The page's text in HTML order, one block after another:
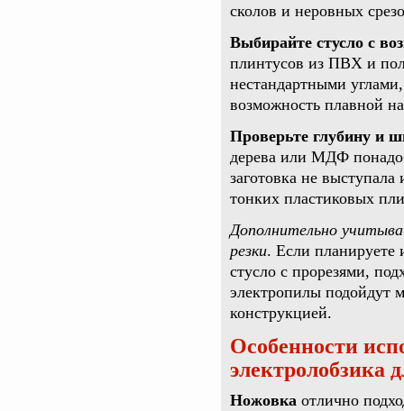
сколов и неровных
Выбирайте стусло с
плинтусов из ПВХ и
нестандартными
возможность плавной
Проверьте глубину и
дерева или МДФ
заготовка не
тонких пластиковых
Дополнительно
резки. Если планируете
стусло с прорезями,
электропилы подойдут
конструкцией.
Особенности
электролобзика
Ножовка отлично